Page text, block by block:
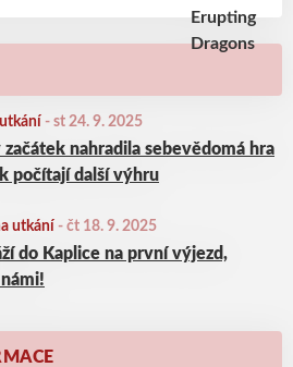
- st 24. 9. 2025
začátek nahradila sebevědomá hra
počítají další výhru
utkání - čt 18. 9. 2025
do Kaplice na první výjezd,